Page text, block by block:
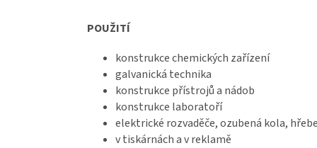
POUŽITÍ
konstrukce chemických zařízení
galvanická technika
konstrukce přístrojů a nádob
konstrukce laboratoří
elektrické rozvaděče, ozubená kola,
v tiskárnách a v reklamě